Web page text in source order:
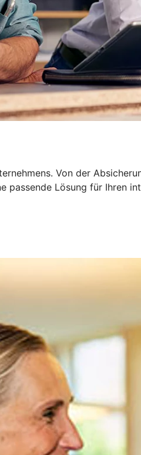
Von der
passende Lösung für Ihren